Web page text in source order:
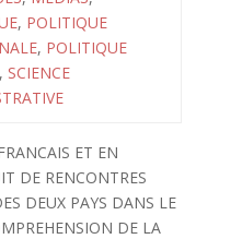
, POLITIQUE
, POLITIQUE
, SCIENCE
ET EN
DE RENCONTRES
DEUX PAYS DANS LE
DE LA